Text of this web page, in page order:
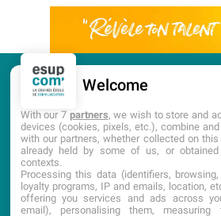
CANDIDATURE
Welcome
With our 7 partners, we wish to store and
devices (cookies, pixels, etc.), combine
with our partners, whether collected on
already held by some of us, or
contexts.
Processing this data (identifiers,
loyalty programs, IP and emails, location,
offering you services and ads across
email), personalising them, measuring